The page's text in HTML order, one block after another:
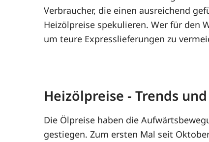
Verbraucher, die einen ausreichend
Heizölpreise spekulieren. Wer für den
um teure Expresslieferungen zu
Heizölpreise - Trends
Die Ölpreise haben die
gestiegen. Zum ersten Mal seit